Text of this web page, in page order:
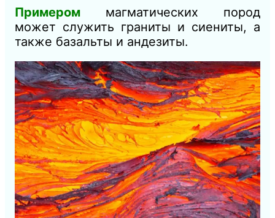
Примером магматических пород
может служить граниты и сиениты, а
также базальты и андезиты.